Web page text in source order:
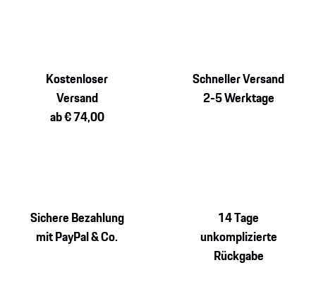
Kostenloser
Versand
ab € 74,00
Schneller Versand
2-5 Werktage
Sichere Bezahlung
mit PayPal & Co.
14 Tage
unkomplizierte
Rückgabe